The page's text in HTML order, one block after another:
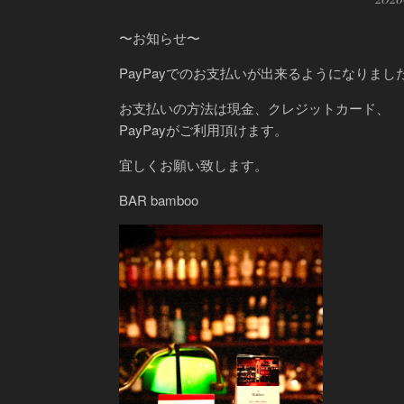
〜お知らせ〜
PayPayでのお支払いが出来るようになりまし
お支払いの方法は現金、クレジットカード、
PayPayがご利用頂けます。
宜しくお願い致します。
BAR bamboo